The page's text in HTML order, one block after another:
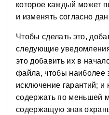
которое каждый может
и изменять согласно
Чтобы сделать это,
следующие
это добавить их в
файла, чтобы наиболее
исключение гарантий;
содержать по меньшей
содержащую знак